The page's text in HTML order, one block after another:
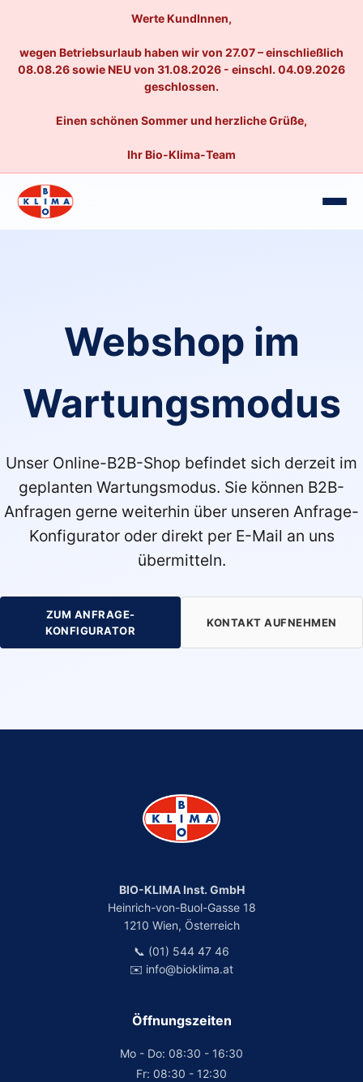
Werte KundInnen,
wegen Betriebsurlaub haben wir von 27.07 – einschließlich
08.08.26 sowie NEU von 31.08.2026 - einschl. 04.09.2026
geschlossen.
Einen schönen Sommer und herzliche Grüße,
Ihr Bio-Klima-Team
Webshop im
Wartungsmodus
Unser Online-B2B-Shop befindet sich derzeit im
geplanten Wartungsmodus. Sie können B2B-
Anfragen gerne weiterhin über unseren Anfrage-
Konfigurator oder direkt per E-Mail an uns
übermitteln.
ZUM ANFRAGE-
KONFIGURATOR
KONTAKT AUFNEHMEN
BIO-KLIMA Inst. GmbH
Heinrich-von-Buol-Gasse 18
1210 Wien, Österreich
📞 (01) 544 47 46
✉️ info@bioklima.at
Öffnungszeiten
Mo - Do: 08:30 - 16:30
Fr: 08:30 - 12:30